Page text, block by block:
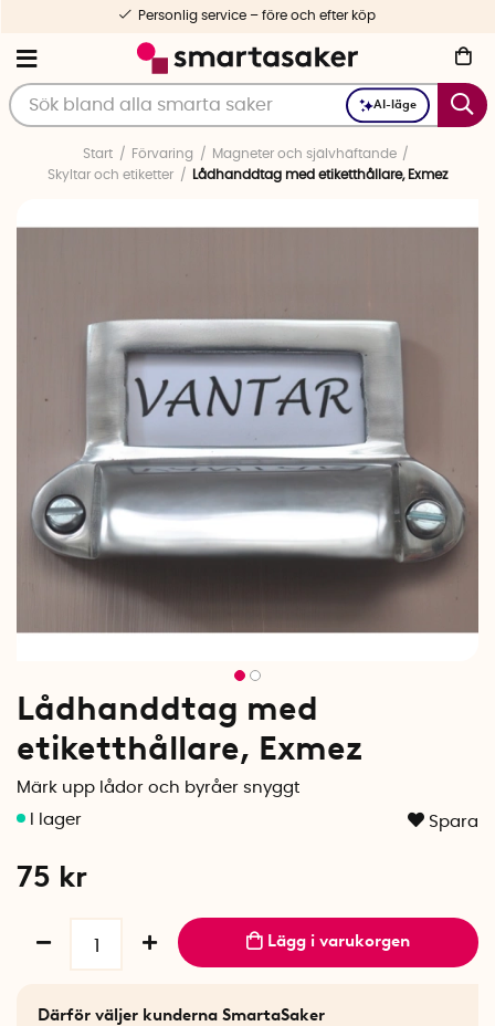
AI-läge
Personlig service – före och efter köp
Start Förvaring
Magneter och självhäftande
Skyltar och etiketter
Lådhanddtag med etiketthållare, Exmez
Lådhanddtag med
etiketthållare, Exmez
Märk upp lådor och byråer snyggt
Spara
75 kr
Lägg i varukorgen
Därför väljer kunderna SmartaSaker